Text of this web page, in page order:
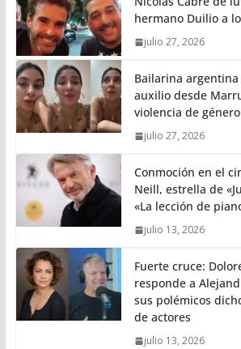
hermano Duilio a
julio 27, 2026
Bailarina
auxilio desde
violencia de
julio 27, 2026
Conmoción en el
Neill, estrella de
«La lección de
julio 13, 2026
Fuerte cruce:
responde a
sus polémicos
de actores
julio 13, 2026